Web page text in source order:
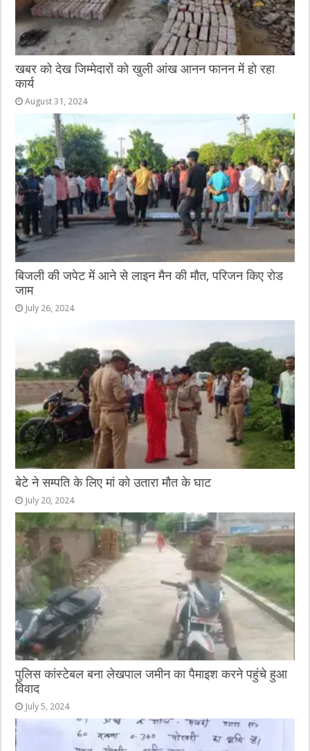
खबर को देख जिम्मेदारों को खुली आंख आनन फानन में हो रहा
कार्य
August 31, 2024
बिजली की जपेट में आने से लाइन मैन की मौत, परिजन किए रोड
जाम
July 26, 2024
बेटे ने सम्पति के लिए मां को उतारा मौत के घाट
July 20, 2024
पुलिस कांस्टेबल बना लेखपाल जमीन का पैमाइश करने पहुंचे हुआ
विवाद
July 5, 2024